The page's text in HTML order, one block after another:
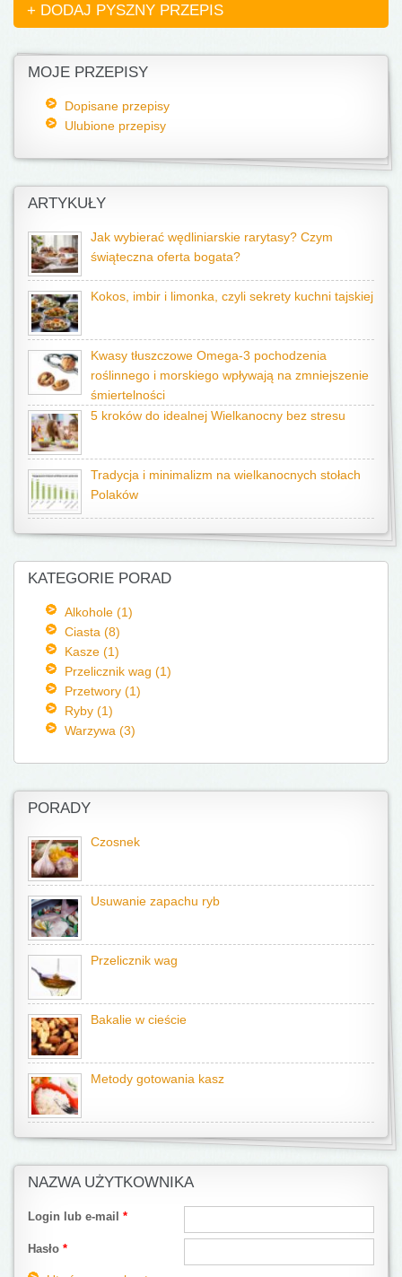
+ DODAJ PYSZNY PRZEPIS
MOJE PRZEPISY
Dopisane przepisy
Ulubione przepisy
ARTYKUŁY
Jak wybierać wędliniarskie rarytasy? Czym
świąteczna oferta bogata?
Kokos, imbir i limonka, czyli sekrety kuchni tajskiej
Kwasy tłuszczowe Omega-3 pochodzenia
roślinnego i morskiego wpływają na zmniejszenie
śmiertelności
5 kroków do idealnej Wielkanocny bez stresu
Tradycja i minimalizm na wielkanocnych stołach
Polaków
KATEGORIE PORAD
Alkohole (1)
Ciasta (8)
Kasze (1)
Przelicznik wag (1)
Przetwory (1)
Ryby (1)
Warzywa (3)
PORADY
Czosnek
Usuwanie zapachu ryb
Przelicznik wag
Bakalie w cieście
Metody gotowania kasz
NAZWA UŻYTKOWNIKA
Login lub e-mail *
Hasło *